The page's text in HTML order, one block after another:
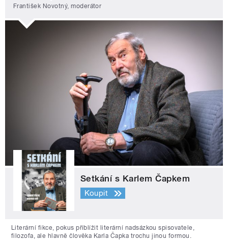
František Novotný, moderátor
Setkání s Karlem Čapkem
Koupit
Literární fikce, pokus přiblížit literární nadsázkou spisovatele,
filozofa, ale hlavně člověka Karla Čapka trochu jinou formou.